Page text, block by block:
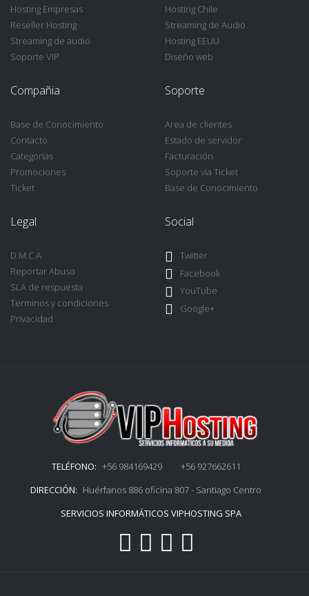
Hosting Empresas
Reseller Hosting
Streaming de audio
Soporte VIP
Hosting Chile
Streaming de Audio
Hosting EEUU
Diseño web
Compañia
Base de Conocimiento
Contacto
Categorias
Promociones
Ticket
Soporte
Area de clientes
Estado de servidor
Facturación
Soporte via Ticket
Base de Conocimiento
Legal
D.M.C.A
Reportar Abuso
SLA de respuesta
Terminos y condiciones
Privacidad
Social
Twitter
Facebook
YouTube
Google+
TELÉFONO: +56 984169429 +56 927662611
DIRECCIÓN: Huérfanos 886 oficina 807 - Santiago Centro
SERVICIOS INFORMÁTICOS VIPHOSTING SPA